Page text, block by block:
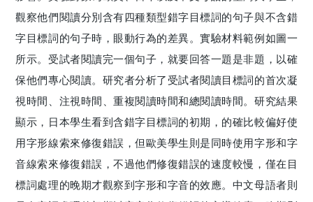
觀察他們閱讀分別含有四種類型錯字目標詞的句子與不含錯
字目標詞的句子時，眼動行為的差異。實驗材料範例如圖一
所示。受試者閱讀完一個句子，就要回答一題是非題，以確
保他們專心閱讀。研究者分析了受試者閱讀目標詞的首次凝
視時間、注視時間、重複閱讀時間和總閱讀時間。研究結果
顯示，日本學生看到含錯字目標詞的初期，的確比較偏好使
用字形線索來修復錯誤，但歐美學生則是同時使用字形和字
音線索來修復錯誤，不過他們修復錯誤的速度較慢，僅在目
標詞處理的晚期才觀察到字形和字音的效應。中文母語者則